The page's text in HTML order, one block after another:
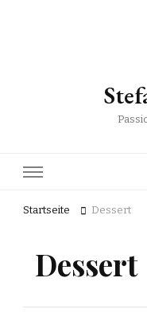
Startseite Dessert
Dessert